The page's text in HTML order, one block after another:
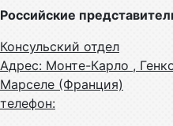
Российские
Консульский отдел
Адрес: Монте-Карло ,
Марселе (Франция)
телефон: